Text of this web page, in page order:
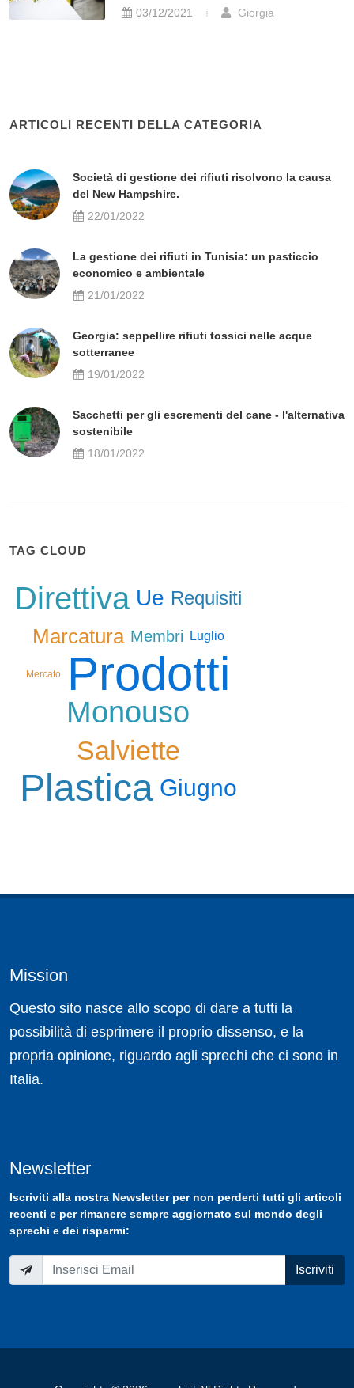
03/12/2021 Giorgia
ARTICOLI RECENTI DELLA CATEGORIA
Società di gestione dei rifiuti risolvono la causa
del New Hampshire.
22/01/2022
La gestione dei rifiuti in Tunisia: un pasticcio
economico e ambientale
21/01/2022
Georgia: seppellire rifiuti tossici nelle acque
sotterranee
19/01/2022
Sacchetti per gli escrementi del cane - l'alternativa
sostenibile
18/01/2022
TAG CLOUD
Direttiva Ue Requisiti
Marcatura Membri Luglio
Mercato Prodotti
Monouso
Salviette
Plastica Giugno
Mission
Questo sito nasce allo scopo di dare a tutti la
possibilità di esprimere il proprio dissenso, e la
propria opinione, riguardo agli sprechi che ci sono in
Italia.
Newsletter
Iscriviti alla nostra Newsletterper non perderti tutti gli articoli
recenti e per rimanere sempre aggiornato sul mondo degli
sprechi e dei risparmi:
Iscriviti